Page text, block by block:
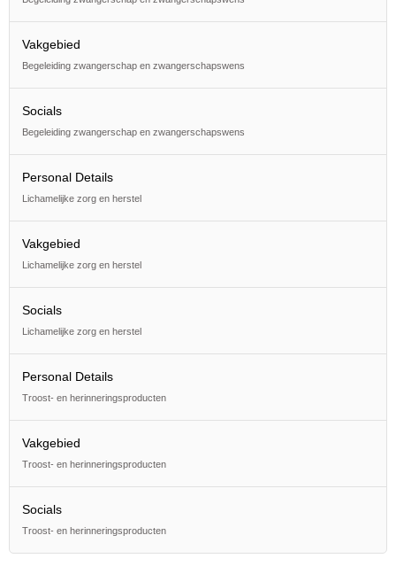
Vakgebied
Begeleiding zwangerschap en zwangerschapswens
Socials
Begeleiding zwangerschap en zwangerschapswens
Personal Details
Lichamelijke zorg en herstel
Vakgebied
Lichamelijke zorg en herstel
Socials
Lichamelijke zorg en herstel
Personal Details
Troost- en herinneringsproducten
Vakgebied
Troost- en herinneringsproducten
Socials
Troost- en herinneringsproducten